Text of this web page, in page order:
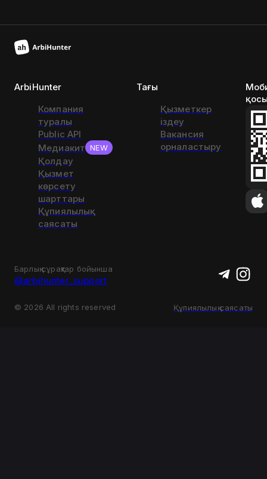
ArbiHunter
Компания
туралы
Public API
Медиакит NEW
Қолдау
Қызмет
көрсету
шарттары
Құпиялылық
саясаты
Тағы
Қызметкер
іздеу
Вакансия
орналастыру
Барлық сұрақтар бойынша
@arbihunter_support
© 2026 All rights reserved Құпиялылық саясаты